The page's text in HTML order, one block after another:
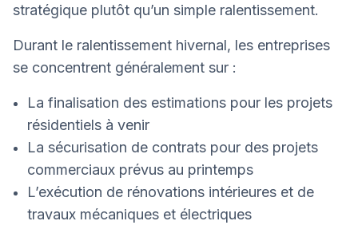
stratégique plutôt qu’un simple ralentissement.
Durant le ralentissement hivernal, les entreprises
se concentrent généralement sur :
La finalisation des estimations pour les projets
résidentiels à venir
La sécurisation de contrats pour des projets
commerciaux prévus au printemps
L’exécution de rénovations intérieures et de
travaux mécaniques et électriques